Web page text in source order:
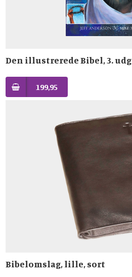
Den illustrerede Bibel, 3. udg
199,95
Bibelomslag, lille, sort